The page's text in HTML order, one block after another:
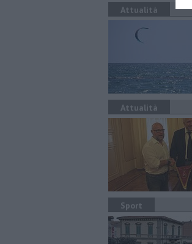
Attualità
Attualità
Sport